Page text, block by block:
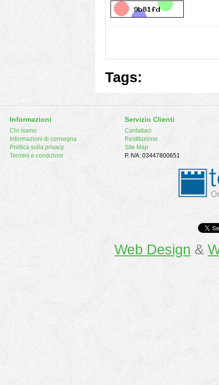
Tags:
Informazioni
Chi siamo
Informazioni di consegna
Politica sulla privacy
Termini e condizioni
Servizio Clienti
Contattaci
Restituzione
Site Map
P. IVA: 03447800651
Web Design &